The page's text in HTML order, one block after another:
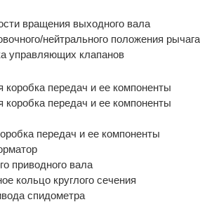
вращения выходного вала
нейтрального положения
управляющих клапанов
передач и ее компоненты
приводного вала
кольцо круглого сечения
спидометра